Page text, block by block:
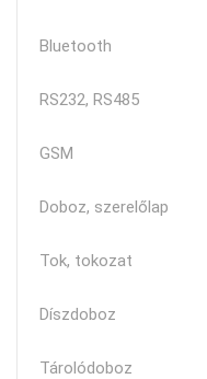
Bluetooth
RS232, RS485
GSM
Doboz, szerelőlap
Tok, tokozat
Díszdoboz
Tárolódoboz